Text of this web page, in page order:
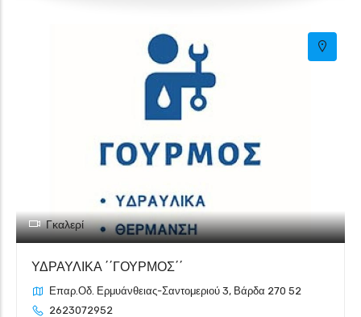
Γκαλερί
ΥΔΡΑΥΛΙΚΑ ΄΄ΓΟΥΡΜΟΣ΄΄
Επαρ.Οδ. Ερμυάνθειας-Σαντομεριού 3, Βάρδα 270 52
2623072952